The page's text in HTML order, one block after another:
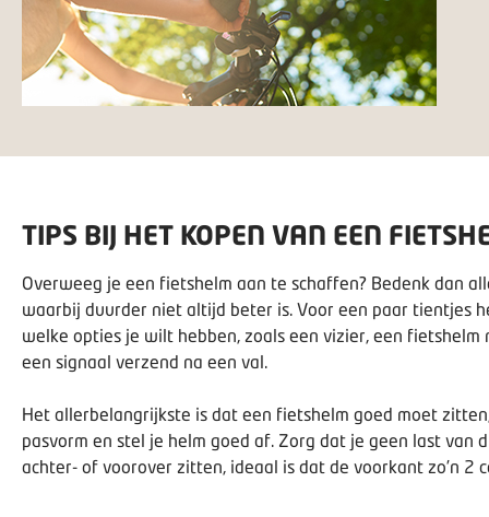
TIPS BIJ HET KOPEN VAN EEN
Overweeg je een fietshelm aan te schaffen? Bedenk dan
waarbij duurder niet altijd beter is. Voor een paar tientjes
welke opties je wilt hebben, zoals een vizier, een
een signaal verzend na een val.
Het allerbelangrijkste is dat een fietshelm goed moet
pasvorm en stel je helm goed af. Zorg dat je geen last
achter- of voorover zitten, ideaal is dat de voorkant zo’n 2